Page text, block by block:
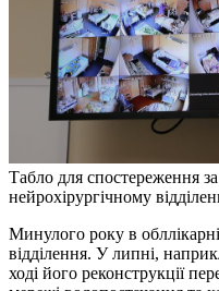
Табло для спостереження
нейрохірургічному
Минулого року в
відділення. У липні,
ході його реконструкції